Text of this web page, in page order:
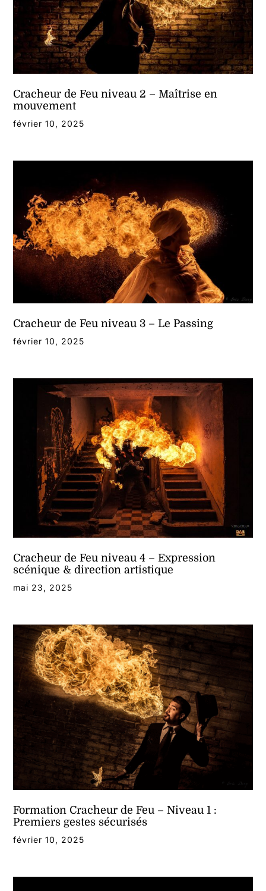
Contact
Mon compte
Panier
Cracheur de Feu niveau 2 – Maîtrise en
mouvement
février 10, 2025
Cracheur de Feu niveau 3 – Le Passing
février 10, 2025
Cracheur de Feu niveau 4 – Expression
scénique & direction artistique
mai 23, 2025
Formation Cracheur de Feu – Niveau 1 :
Premiers gestes sécurisés
février 10, 2025